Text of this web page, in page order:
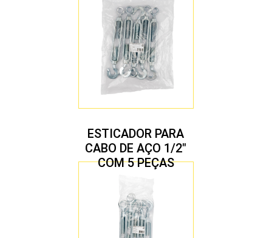
ESTICADOR PARA
CABO DE AÇO 1/2″
COM 5 PEÇAS